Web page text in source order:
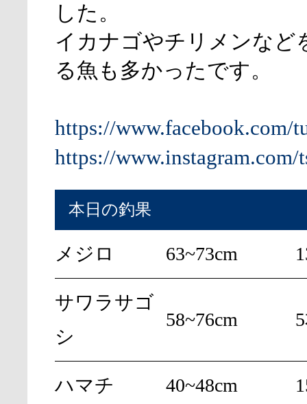
した。
イカナゴやチリメンなど
る魚も多かったです。
https://www.facebook.com/
https://www.instagram.com/
本日の釣果
メジロ 63~73cm
サワラサゴ
シ
58~76cm
ハマチ 40~48cm